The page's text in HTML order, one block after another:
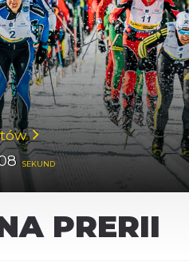
SEKUND
PRERII